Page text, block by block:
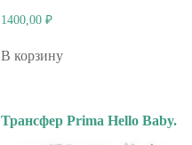
1400,00 ₽
В корзину
Трансфер Prima Hello Baby.